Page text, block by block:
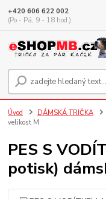
+420 606 622 002
(Po - Pá, 9 - 18 hod.)
Úvod DÁMSKÁ TRIČKA
velikost M
PES S
potisk)